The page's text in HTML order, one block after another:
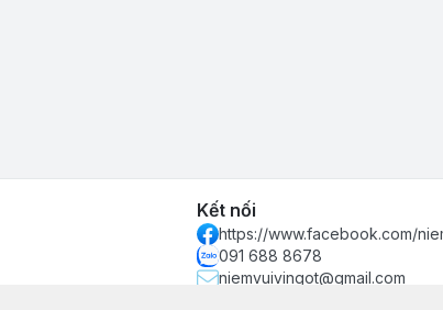
Kết nối
https://www.facebook.com/
091 688 8678
niemvuivingot@gmail.com